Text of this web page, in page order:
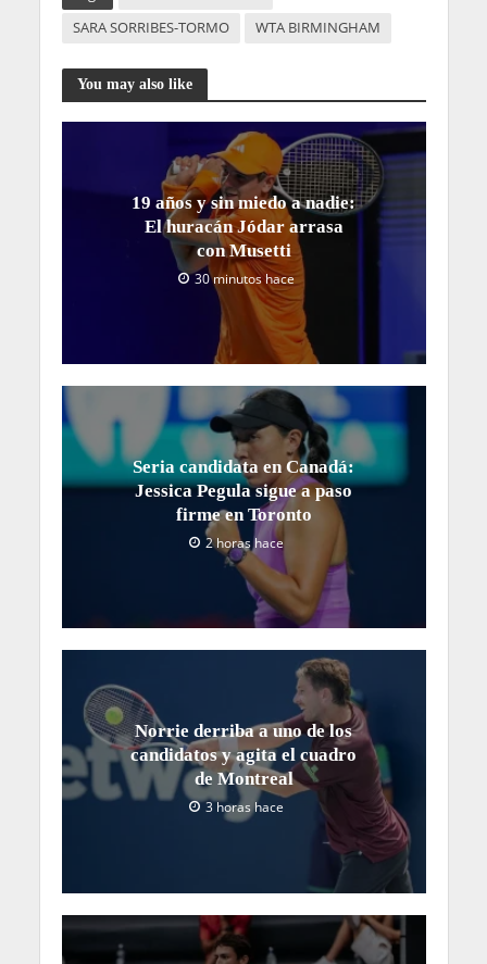
SARA SORRIBES-TORMO
WTA BIRMINGHAM
You may also like
19 años y sin miedo a nadie:
El huracán Jódar arrasa
con Musetti
30 minutos hace
Seria candidata en Canadá:
Jessica Pegula sigue a paso
firme en Toronto
2 horas hace
Norrie derriba a uno de los
candidatos y agita el cuadro
de Montreal
3 horas hace